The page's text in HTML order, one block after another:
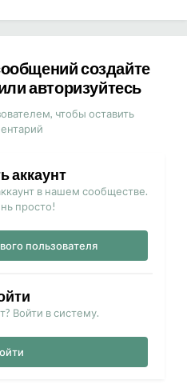
создайте
авторизуйтесь
чтобы оставить
аккаунт
в нашем сообществе.
просто!
пользователя
Войти в систему.